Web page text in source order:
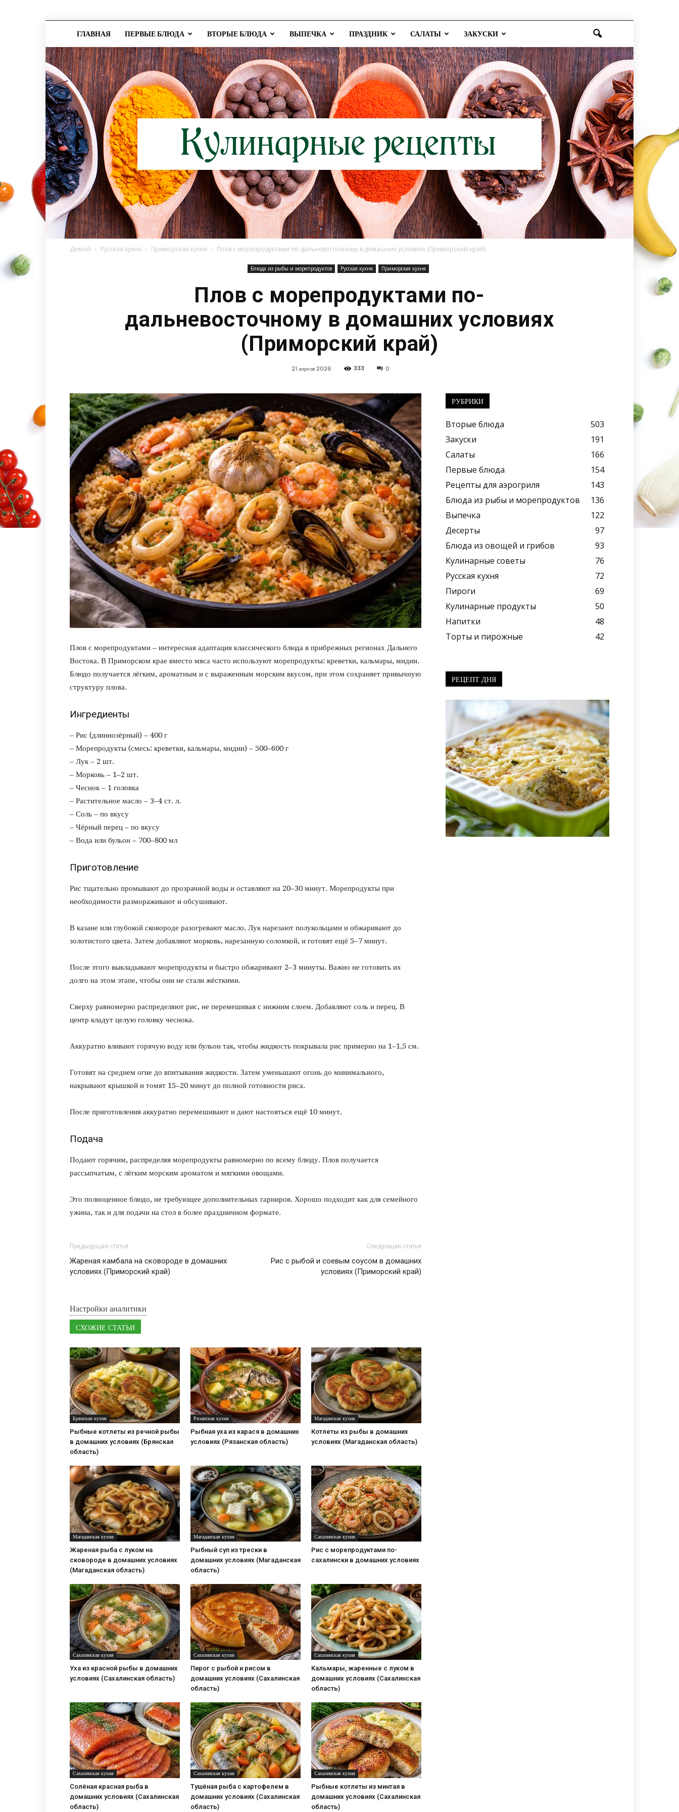
ГЛАВНАЯ ПЕРВЫЕ БЛЮДА ВТОРЫЕ БЛЮДА ВЫПЕЧКА ПРАЗДНИК САЛАТЫ ЗАКУСКИ
вкусные
блюда
Домой Русская кухня Приморская кухня Плов с морепродуктами по-дальневосточному в домашних условиях (Приморский край)
Блюда из рыбы и морепродуктов Русская кухня Приморская кухня
Плов с морепродуктами по-
дальневосточному в домашних условиях
(Приморский край)
21 апреля 2026 333 0
Плов с морепродуктами – интересная адаптация классического блюда в прибрежных регионах Дальнего
Востока. В Приморском крае вместо мяса часто используют морепродукты: креветки, кальмары, мидии.
Блюдо получается лёгким, ароматным и с выраженным морским вкусом, при этом сохраняет привычную
структуру плова.
Ингредиенты
– Рис (длиннозёрный) – 400 г
– Морепродукты (смесь: креветки, кальмары, мидии) – 500–600 г
– Лук – 2 шт.
– Морковь – 1–2 шт.
– Чеснок – 1 головка
– Растительное масло – 3–4 ст. л.
– Соль – по вкусу
– Чёрный перец – по вкусу
– Вода или бульон – 700–800 мл
Приготовление
Рис тщательно промывают до прозрачной воды и оставляют на 20–30 минут. Морепродукты при
необходимости размораживают и обсушивают.
В казане или глубокой сковороде разогревают масло. Лук нарезают полукольцами и обжаривают до
золотистого цвета. Затем добавляют морковь, нарезанную соломкой, и готовят ещё 5–7 минут.
После этого выкладывают морепродукты и быстро обжаривают 2–3 минуты. Важно не готовить их
долго на этом этапе, чтобы они не стали жёсткими.
Сверху равномерно распределяют рис, не перемешивая с нижним слоем. Добавляют соль и перец. В
центр кладут целую головку чеснока.
Аккуратно вливают горячую воду или бульон так, чтобы жидкость покрывала рис примерно на 1–1,5 см.
Готовят на среднем огне до впитывания жидкости. Затем уменьшают огонь до минимального,
накрывают крышкой и томят 15–20 минут до полной готовности риса.
После приготовления аккуратно перемешивают и дают настояться ещё 10 минут.
Подача
Подают горячим, распределяя морепродукты равномерно по всему блюду. Плов получается
рассыпчатым, с лёгким морским ароматом и мягкими овощами.
Это полноценное блюдо, не требующее дополнительных гарниров. Хорошо подходит как для семейного
ужина, так и для подачи на стол в более праздничном формате.
Предыдущая статья
Жареная камбала на сковороде в домашних
условиях (Приморский край)
Следующая статья
Рис с рыбой и соевым соусом в домашних
условиях (Приморский край)
Настройки аналитики
СХОЖИЕ СТАТЬИ
Брянская кухня
Рыбные котлеты из речной рыбы
в домашних условиях (Брянская
область)
Рязанская кухня
Рыбная уха из карася в домашних
условиях (Рязанская область)
Магаданская кухня
Котлеты из рыбы в домашних
условиях (Магаданская область)
Магаданская кухня
Жареная рыба с луком на
сковороде в домашних условиях
(Магаданская область)
Магаданская кухня
Рыбный суп из трески в
домашних условиях (Магаданская
область)
Сахалинская кухня
Рис с морепродуктами по-
сахалински в домашних условиях
Сахалинская кухня
Уха из красной рыбы в домашних
условиях (Сахалинская область)
Сахалинская кухня
Пирог с рыбой и рисом в
домашних условиях (Сахалинская
область)
Сахалинская кухня
Кальмары, жаренные с луком в
домашних условиях (Сахалинская
область)
Сахалинская кухня
Солёная красная рыба в
домашних условиях (Сахалинская
область)
Сахалинская кухня
Тушёная рыба с картофелем в
домашних условиях (Сахалинская
область)
Сахалинская кухня
Рыбные котлеты из минтая в
домашних условиях (Сахалинская
область)
РУБРИКИ
Вторые блюда
503
Закуски
191
Салаты
166
Первые блюда
154
Рецепты для аэрогриля
143
Блюда из рыбы и морепродуктов
136
Выпечка
122
Десерты
97
Блюда из овощей и грибов
93
Кулинарные советы
76
Русская кухня
72
Пироги
69
Кулинарные продукты
50
Напитки
48
Торты и пирожные
42
РЕЦЕПТ ДНЯ